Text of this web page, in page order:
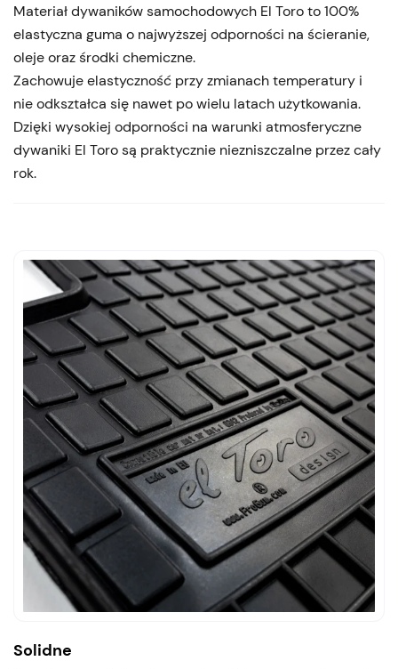
Materiał dywaników samochodowych El Toro to 100%
elastyczna guma o najwyższej odporności na ścieranie,
oleje oraz środki chemiczne.
Zachowuje elastyczność przy zmianach temperatury i
nie odkształca się nawet po wielu latach użytkowania.
Dzięki wysokiej odporności na warunki atmosferyczne
dywaniki El Toro są praktycznie niezniszczalne przez cały
rok.
Solidne